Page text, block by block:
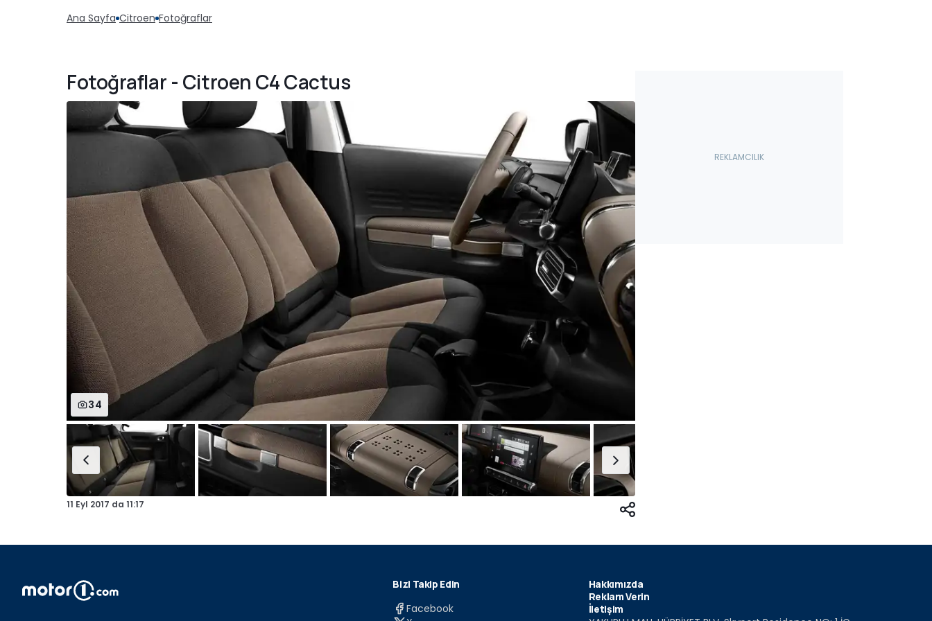
Ana Sayfa Citroen Fotoğraflar
Fotoğraflar - Citroen C4 Cactus
34
11 Eyl 2017 da 11:17
Bizi Takip Edin
Facebook
Hakkımızda
Reklam Verin
İletişim